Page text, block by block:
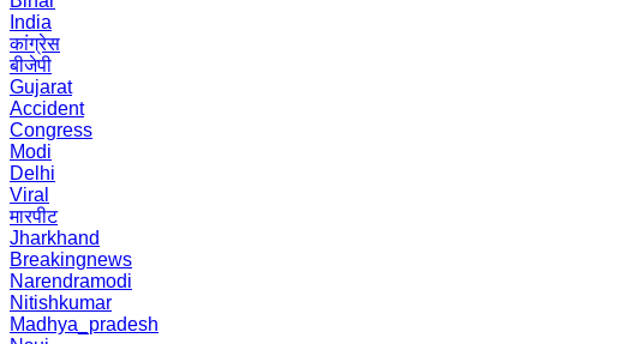
India
कांग्रेस
बीजेपी
Gujarat
Accident
Congress
Modi
Delhi
Viral
मारपीट
Jharkhand
Breakingnews
Narendramodi
Nitishkumar
Madhya_pradesh